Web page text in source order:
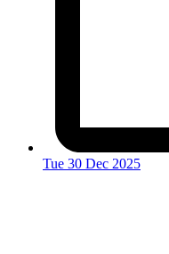
Tue 30 Dec 2025